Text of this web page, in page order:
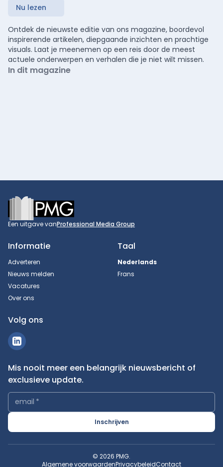
Nu lezen
Ontdek de nieuwste editie van ons magazine, boordevol
inspirerende artikelen, diepgaande inzichten en prachtige
visuals. Laat je meenemen op een reis door de meest
actuele onderwerpen en verhalen die je niet wilt missen.
In dit magazine
Footer
Een uitgave vanProfessional Media Group
Informatie
Adverteren
Nieuws melden
Vacatures
Over ons
Taal
Nederlands
Frans
Volg ons
Mis nooit meer een belangrijk nieuwsbericht of
exclusieve update.
email *
Inschrijven
© 2026 PMG.
Algemene voorwaardenPrivacybeleidContact